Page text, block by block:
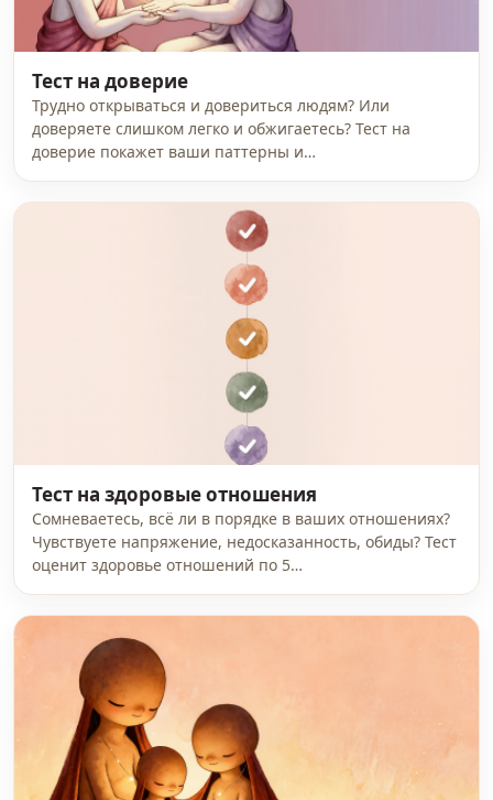
Тест на доверие
Трудно открываться и довериться людям? Или
доверяете слишком легко и обжигаетесь? Тест на
доверие покажет ваши паттерны и…
Тест на здоровые отношения
Сомневаетесь, всё ли в порядке в ваших отношениях?
Чувствуете напряжение, недосказанность, обиды? Тест
оценит здоровье отношений по 5…